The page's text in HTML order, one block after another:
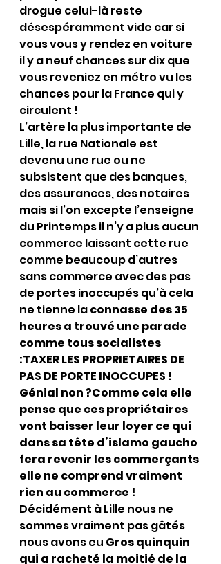
drogue celui-là reste
désespéramment vide car si
vous vous y rendez en voiture
il y a neuf chances sur dix que
vous reveniez en métro vu les
chances pour la France qui y
circulent !
L’artère la plus importante de
Lille, la rue Nationale est
devenu une rue ou ne
subsistent que des banques,
des assurances, des notaires
mais si l’on excepte l’enseigne
du Printemps il n’y a plus aucun
commerce laissant cette rue
comme beaucoup d’autres
sans commerce avec des pas
de portes inoccupés qu’à cela
ne tienne la connasse des 35
heures a trouvé une parade
comme tous socialistes
:TAXER LES PROPRIETAIRES DE
PAS DE PORTE INOCCUPES !
Génial non ?Comme cela elle
pense que ces propriétaires
vont baisser leur loyer ce qui
dans sa tête d’islamo gaucho
fera revenir les commerçants
elle ne comprend vraiment
rien au commerce !
Décidément à Lille nous ne
sommes vraiment pas gâtés
nous avons eu Gros quinquin
qui a racheté la moitié de la